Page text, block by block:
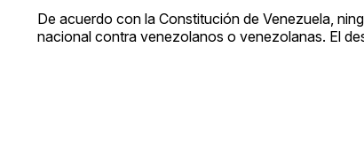
De acuerdo con la Constitución de Venezuela,
nacional contra venezolanos o venezolanas. El